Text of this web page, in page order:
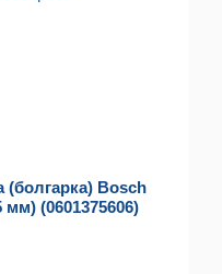
Bosch
мм) (0601375606)